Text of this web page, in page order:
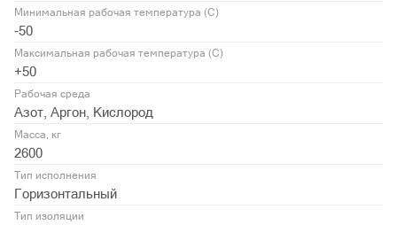
Минимальная рабочая температура (С)
-50
Максимальная рабочая температура (С)
+50
Рабочая среда
Азот, Аргон, Кислород
Масса, кг
2600
Тип исполнения
Горизонтальный
Тип изоляции